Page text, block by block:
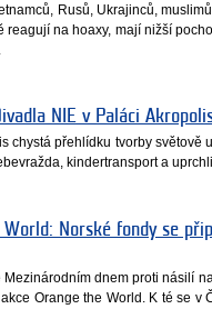
Rusů, Ukrajinců,
reagují na hoaxy, mají nižší
NIE v Paláci
chystá přehlídku tvorby
kindertransport a
World: Norské fondy se
dnem proti násilí
Orange the World. K té se